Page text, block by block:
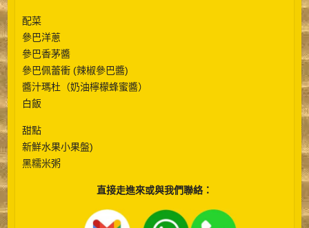
配菜
參巴洋蔥
參巴香茅醬
參巴佩蕾衝 (辣椒參巴醬)
醬汁瑪杜（奶油檸檬蜂蜜醬）
白飯
甜點
新鮮水果小果盤)
黑糯米粥
直接走進來或與我們聯絡：